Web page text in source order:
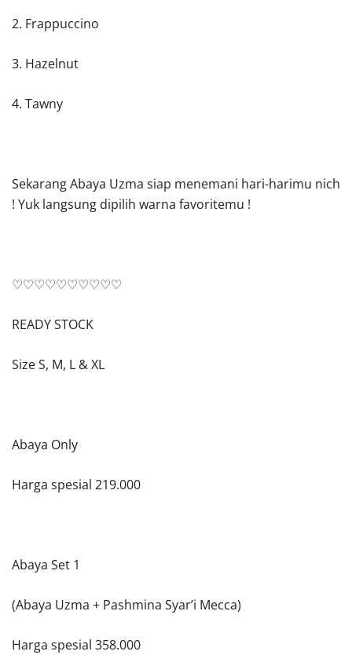
2. Frappuccino
3. Hazelnut
4. Tawny
Sekarang Abaya Uzma siap menemani hari-harimu nich
! Yuk langsung dipilih warna favoritemu !
♡♡♡♡♡♡♡♡♡♡
READY STOCK
Size S, M, L & XL
Abaya Only
Harga spesial 219.000
Abaya Set 1
(Abaya Uzma + Pashmina Syar’i Mecca)
Harga spesial 358.000